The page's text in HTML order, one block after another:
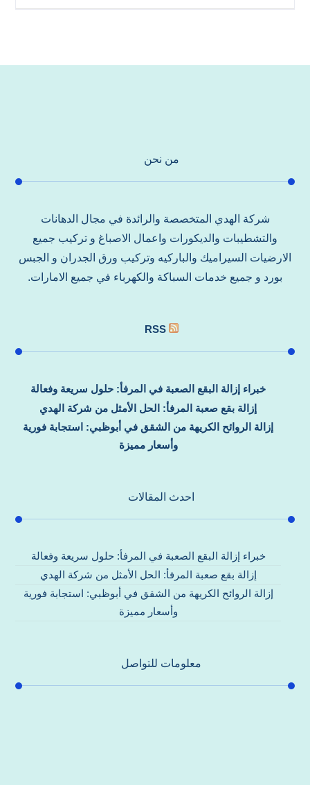
من نحن
شركة الهدي المتخصصة والرائدة في مجال الدهانات
والتشطيبات والديكورات واعمال الاصباغ و تركيب جميع
الارضيات السيراميك والباركيه وتركيب ورق الجدران و الجبس
بورد و جميع خدمات السباكة والكهرباء في جميع الامارات.
RSS
خبراء إزالة البقع الصعبة في المرفأ: حلول سريعة وفعالة
إزالة بقع صعبة المرفأ: الحل الأمثل من شركة الهدي
إزالة الروائح الكريهة من الشقق في أبوظبي: استجابة فورية
وأسعار مميزة
احدث المقالات
خبراء إزالة البقع الصعبة في المرفأ: حلول سريعة وفعالة
إزالة بقع صعبة المرفأ: الحل الأمثل من شركة الهدي
إزالة الروائح الكريهة من الشقق في أبوظبي: استجابة فورية
وأسعار مميزة
معلومات للتواصل